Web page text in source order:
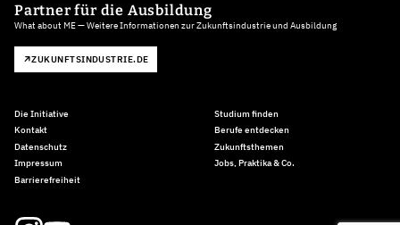
Partner für die Ausbildung
What about ME — Weitere Informationen zur Zukunftsindustrie und Ausbildung
ZUKUNFTSINDUSTRIE.DE
Die Initiative
Kontakt
Datenschutz
Impressum
Barrierefreiheit
Studium finden
Berufe entdecken
Zukunftsthemen
Jobs, Praktika & Co.